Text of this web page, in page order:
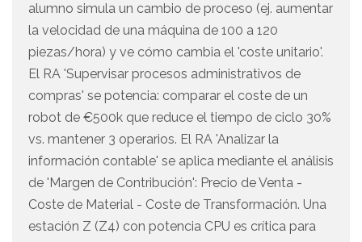
alumno simula un cambio de proceso (ej. aumentar
la velocidad de una máquina de 100 a 120
piezas/hora) y ve cómo cambia el 'coste unitario'.
El RA 'Supervisar procesos administrativos de
compras' se potencia: comparar el coste de un
robot de €500k que reduce el tiempo de ciclo 30%
vs. mantener 3 operarios. El RA 'Analizar la
información contable' se aplica mediante el análisis
de 'Margen de Contribución': Precio de Venta -
Coste de Material - Coste de Transformación. Una
estación Z (Z4) con potencia CPU es crítica para